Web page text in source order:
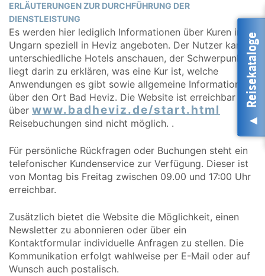
ERLÄUTERUNGEN ZUR DURCHFÜHRUNG DER
DIENSTLEISTUNG
Es werden hier lediglich Informationen über Kuren in
Ungarn speziell in Heviz angeboten. Der Nutzer kann
unterschiedliche Hotels anschauen, der Schwerpunkt
liegt darin zu erklären, was eine Kur ist, welche
Anwendungen es gibt sowie allgemeine Informationen
über den Ort Bad Heviz. Die Website ist erreichbar
über www.badheviz.de/start.html
Reisebuchungen sind nicht möglich. .
Für persönliche Rückfragen oder Buchungen steht ein
telefonischer Kundenservice zur Verfügung. Dieser ist
von Montag bis Freitag zwischen 09.00 und 17:00 Uhr
erreichbar.
Zusätzlich bietet die Website die Möglichkeit, einen
Newsletter zu abonnieren oder über ein
Kontaktformular individuelle Anfragen zu stellen. Die
Kommunikation erfolgt wahlweise per E-Mail oder auf
Wunsch auch postalisch.
Reisekataloge